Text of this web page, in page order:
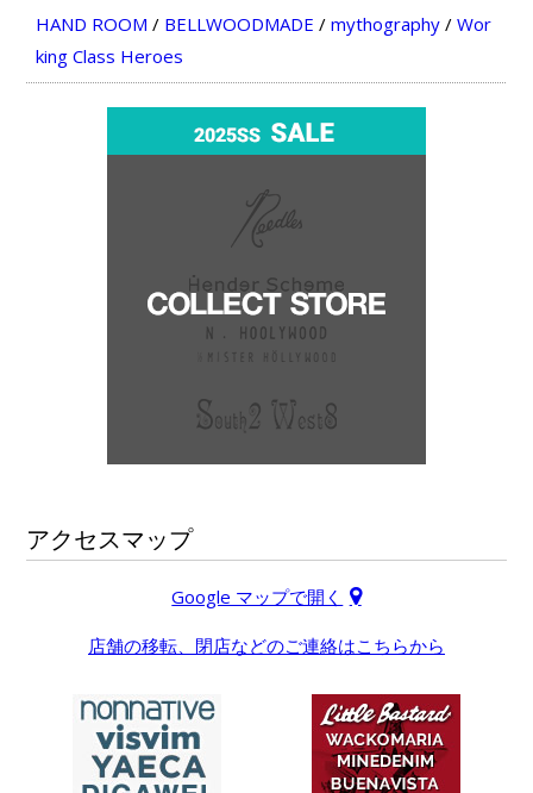
HAND ROOM / BELLWOODMADE / mythography/ Wor
king Class Heroes
アクセスマップ
Google マップで開く
店舗の移転、閉店などのご連絡はこちらから